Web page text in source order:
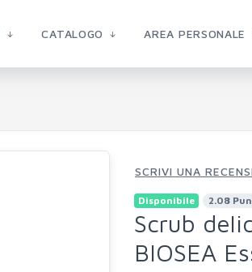
CATALOGO AREA PERSONALE
SCRIVI UNA
Disponibile 2.08
Scrub
BIOSEA